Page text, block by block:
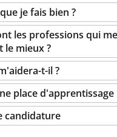
je fais bien ?
les professions qui me
le mieux ?
t-il ?
place d'apprentissage
candidature